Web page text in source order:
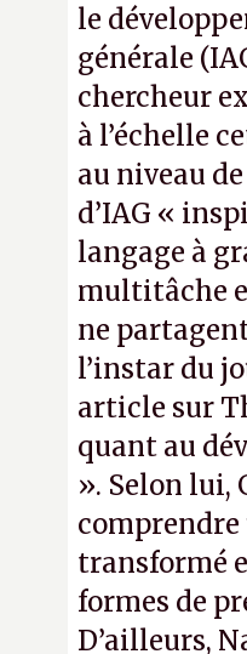
le
générale
chercheur
à l’échelle
au niveau
d’IAG «
langage à
multitâche
ne
l’instar du
article sur
quant au
». Selon lui,
transformé
formes de
D’ailleurs,